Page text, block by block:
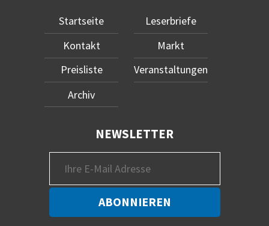
Startseite
Kontakt
Preisliste
Archiv
Leserbriefe
Markt
Veranstaltungen
NEWSLETTER